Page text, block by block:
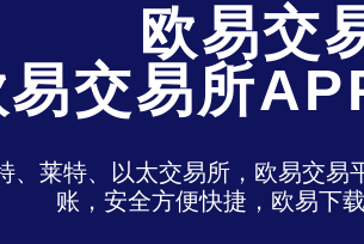
欧易交
易交易所
、莱特、以太交易所，欧易交
账，安全方便快捷，欧易下